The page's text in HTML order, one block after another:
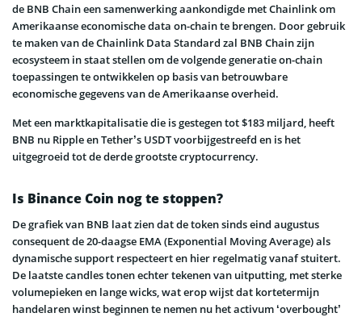
de BNB Chain een samenwerking aankondigde met Chainlink om
Amerikaanse economische data on-chain te brengen. Door gebruik
te maken van de Chainlink Data Standard zal BNB Chain zijn
ecosysteem in staat stellen om de volgende generatie on-chain
toepassingen te ontwikkelen op basis van betrouwbare
economische gegevens van de Amerikaanse overheid.
Met een marktkapitalisatie die is gestegen tot $183 miljard, heeft
BNB nu Ripple en Tether’s USDT voorbijgestreefd en is het
uitgegroeid tot de derde grootste cryptocurrency.
Is Binance Coin nog te stoppen?
De grafiek van BNB laat zien dat de token sinds eind augustus
consequent de 20-daagse EMA (Exponential Moving Average) als
dynamische support respecteert en hier regelmatig vanaf stuitert.
De laatste candles tonen echter tekenen van uitputting, met sterke
volumepieken en lange wicks, wat erop wijst dat kortetermijn
handelaren winst beginnen te nemen nu het activum ‘overbought’